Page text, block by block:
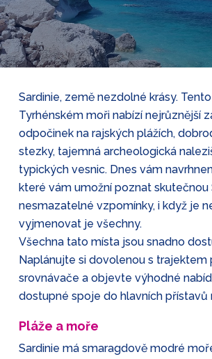
Sardinie, země nezdolné krásy.
Tyrhénském moři nabízí nejrůznější
odpočinek na rajských plážích,
stezky, tajemná archeologická
typických vesnic. Dnes vám
které vám umožní poznat skutečnou
nesmazatelné vzpomínky, i když je
vyjmenovat je všechny.
Všechna tato místa jsou snadno
Naplánujte si dovolenou s trajektem
srovnávače a objevte výhodné
dostupné spoje do hlavních přístavů
Pláže a moře
Sardinie má smaragdově modré